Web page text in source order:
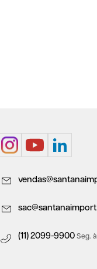
(11) 2099-9900 Seg.